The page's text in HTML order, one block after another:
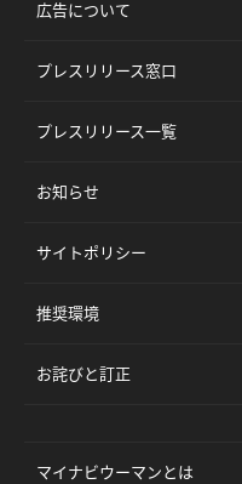
広告について
プレスリリース窓口
プレスリリース一覧
お知らせ
サイトポリシー
推奨環境
お詫びと訂正
マイナビウーマンとは